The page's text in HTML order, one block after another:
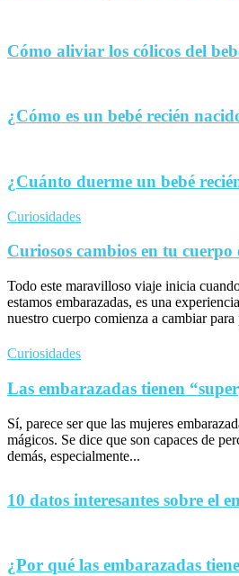
Cómo aliviar los cólicos del
¿Cómo es un bebé recién
¿Cuánto duerme un bebé
Curiosidades
Curiosos cambios en tu
Todo este maravilloso viaje inicia
estamos embarazadas, es una
nuestro cuerpo comienza a cambiar para
Curiosidades
Las embarazadas tienen
Sí, parece ser que las mujeres
mágicos. Se dice que son capaces de
demás, especialmente...
10 datos interesantes sobre el
¿Por qué las embarazadas